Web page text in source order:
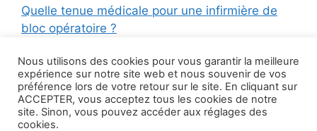
Quelle tenue médicale pour une infirmière de
bloc opératoire ?
spécialités et qui consulter ?
Minoxidil, le médicament efficace contre la
chute des cheveux
Nous utilisons des cookies pour vous garantir la meilleure
expérience sur notre site web et nous souvenir de vos
préférence lors de votre retour sur le site. En cliquant sur
ACCEPTER, vous acceptez tous les cookies de notre
site. Sinon, vous pouvez accéder aux réglages des
cookies.